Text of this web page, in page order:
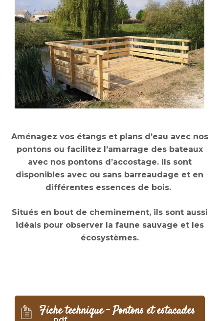
Aménagez vos étangs et plans d’eau avec nos
pontons ou facilitez l’amarrage des bateaux
avec nos pontons d’accostage. Ils sont
disponibles avec ou sans barreaudage et en
différentes essences de bois.
Situés en bout de cheminement, ils sont aussi
idéals pour observer la faune sauvage et les
écosystèmes.